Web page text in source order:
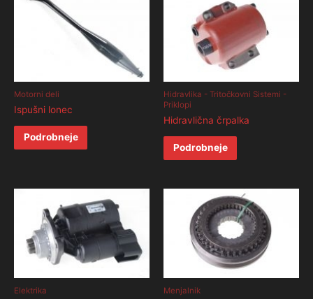
Motorni deli
Ispušni lonec
Podrobneje
Hidravlika - Tritočkovni Sistemi -
Priklopi
Hidravlična črpalka
Podrobneje
Elektrika Menjalnik